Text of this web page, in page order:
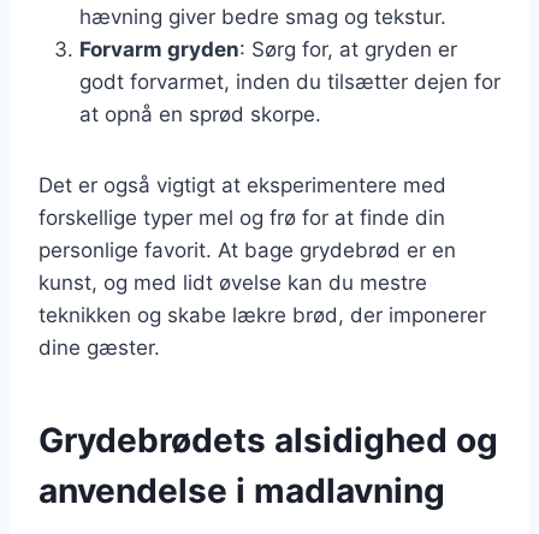
hævning giver bedre smag og tekstur.
Forvarm gryden: Sørg for, at gryden er
godt forvarmet, inden du tilsætter dejen for
at opnå en sprød skorpe.
Det er også vigtigt at eksperimentere med
forskellige typer mel og frø for at finde din
personlige favorit. At bage grydebrød er en
kunst, og med lidt øvelse kan du mestre
teknikken og skabe lækre brød, der imponerer
dine gæster.
Grydebrødets alsidighed og
anvendelse i madlavning